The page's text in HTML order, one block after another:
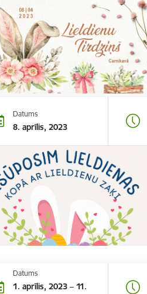
Datums
8. aprīlis, 2023
Datums
1. aprīlis, 2023 – 11.